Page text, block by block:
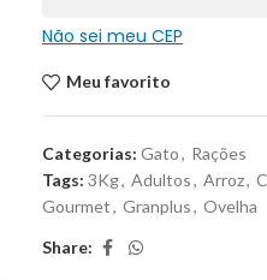
Não sei meu CEP
Meu favorito
Categorias: Gato, Rações
Tags: 3Kg, Adultos, Arroz,
Gourmet, Granplus, Ovelha
Share: